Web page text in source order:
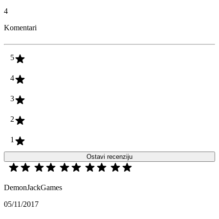
4
Komentari
5
4
3
2
1
Ostavi recenziju
DemonJackGames
05/11/2017